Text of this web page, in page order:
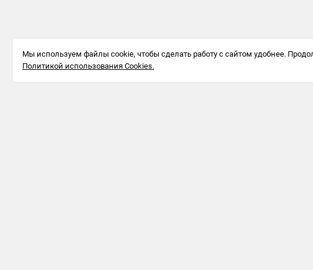
Мы используем файлы cookie, чтобы сделать работу с сайтом удобнее.
Политикой использования Cookies.